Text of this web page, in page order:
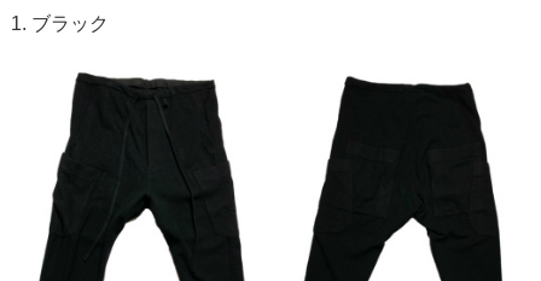
1. ブラック